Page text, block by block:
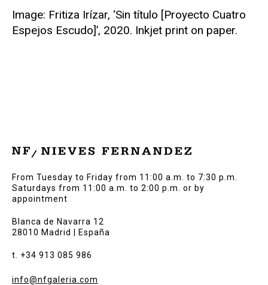
Image: Fritiza Irízar, ‘Sin título [Proyecto Cuatro
Espejos Escudo]’, 2020. Inkjet print on paper.
From Tuesday to Friday from 11:00 a.m. to 7:30 p.m.
Saturdays from 11:00 a.m. to 2:00 p.m. or by
appointment
Blanca de Navarra 12
28010 Madrid | España
t. +34 913 085 986
info@nfgaleria.com